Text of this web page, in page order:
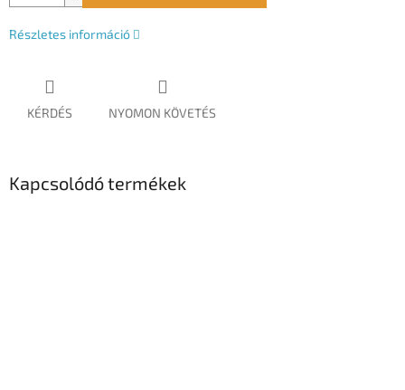
Részletes információ
KÉRDÉS NYOMON KÖVETÉS
Kapcsolódó termékek